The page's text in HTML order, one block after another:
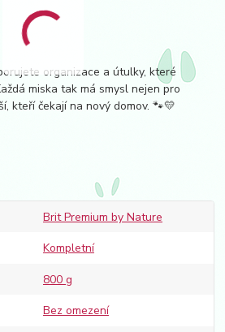
organizace a útulky, které
miska tak má smysl nejen pro
kteří čekají na nový domov. 🐾💛
Brit Premium by Nature
Kompletní
800 g
Bez omezení